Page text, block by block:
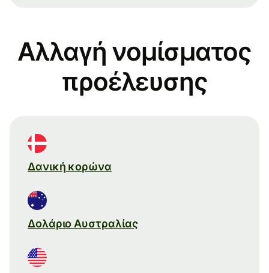
Αλλαγή νομίσματος
προέλευσης
Δανική κορώνα
Δολάριο Αυστραλίας